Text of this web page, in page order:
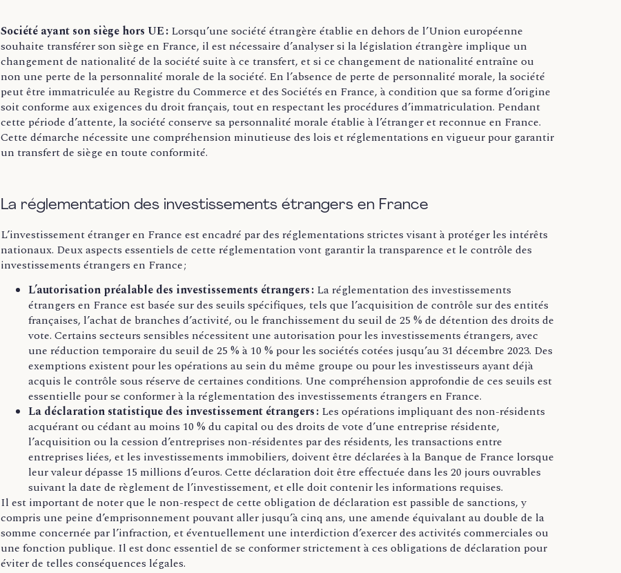
Société ayant son siège hors UE : Lorsqu’une société étrangère établie en dehors de l’Union européenne
souhaite transférer son siège en France, il est nécessaire d’analyser si la législation étrangère implique un
changement de nationalité de la société suite à ce transfert, et si ce changement de nationalité entraîne ou
non une perte de la personnalité morale de la société. En l’absence de perte de personnalité morale, la société
peut être immatriculée au Registre du Commerce et des Sociétés en France, à condition que sa forme d’origine
soit conforme aux exigences du droit français, tout en respectant les procédures d’immatriculation. Pendant
cette période d’attente, la société conserve sa personnalité morale établie à l’étranger et reconnue en France.
Cette démarche nécessite une compréhension minutieuse des lois et réglementations en vigueur pour garantir
un transfert de siège en toute conformité.
La réglementation des investissements étrangers en France
L’investissement étranger en France est encadré par des réglementations strictes visant à protéger les intérêts
nationaux. Deux aspects essentiels de cette réglementation vont garantir la transparence et le contrôle des
investissements étrangers en France ;
L’autorisation préalable des investissements étrangers : La réglementation des investissements
étrangers en France est basée sur des seuils spécifiques, tels que l’acquisition de contrôle sur des entités
françaises, l’achat de branches d’activité, ou le franchissement du seuil de 25 % de détention des droits de
vote. Certains secteurs sensibles nécessitent une autorisation pour les investissements étrangers, avec
une réduction temporaire du seuil de 25 % à 10 % pour les sociétés cotées jusqu’au 31 décembre 2023. Des
exemptions existent pour les opérations au sein du même groupe ou pour les investisseurs ayant déjà
acquis le contrôle sous réserve de certaines conditions. Une compréhension approfondie de ces seuils est
essentielle pour se conformer à la réglementation des investissements étrangers en France.
La déclaration statistique des investissement étrangers : Les opérations impliquant des non-résidents
acquérant ou cédant au moins 10 % du capital ou des droits de vote d’une entreprise résidente,
l’acquisition ou la cession d’entreprises non-résidentes par des résidents, les transactions entre
entreprises liées, et les investissements immobiliers, doivent être déclarées à la Banque de France lorsque
leur valeur dépasse 15 millions d’euros. Cette déclaration doit être effectuée dans les 20 jours ouvrables
suivant la date de règlement de l’investissement, et elle doit contenir les informations requises.
Il est important de noter que le non-respect de cette obligation de déclaration est passible de sanctions, y
compris une peine d’emprisonnement pouvant aller jusqu’à cinq ans, une amende équivalant au double de la
somme concernée par l’infraction, et éventuellement une interdiction d’exercer des activités commerciales ou
une fonction publique. Il est donc essentiel de se conformer strictement à ces obligations de déclaration pour
éviter de telles conséquences légales.